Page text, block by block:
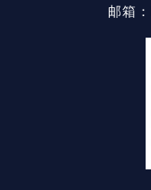
邮箱：